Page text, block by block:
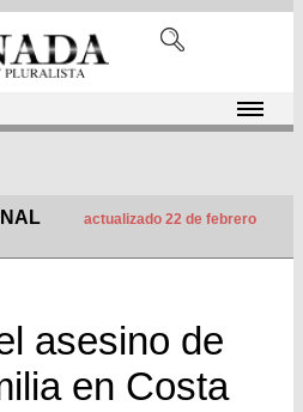
actualizado 22 de febrero
asesino de
en Costa